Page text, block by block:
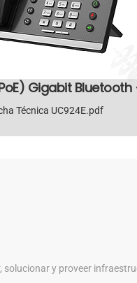
Gigabit Bluetooth
Técnica UC924E.pdf
solucionar y proveer